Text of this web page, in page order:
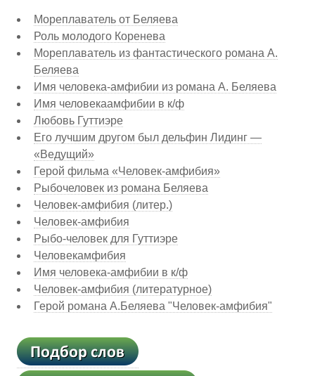
Мореплаватель от Беляева
Роль молодого Коренева
Мореплаватель из фантастического романа А.
Беляева
Имя человека-амфибии из романа А. Беляева
Имя человекаамфибии в к/ф
Любовь Гуттиэре
Его лучшим другом был дельфин Лидинг —
«Ведущий»
Герой фильма «Человек-амфибия»
Рыбочеловек из романа Беляева
Человек-амфибия (литер.)
Человек-амфибия
Рыбо-человек для Гуттиэре
Человекамфибия
Имя человека-амфибии в к/ф
Человек-амфибия (литературное)
Герой романа А.Беляева "Человек-амфибия"